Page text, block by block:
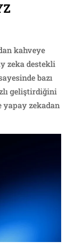
kahveye
zeka destekli
bazı
geliştirdiğini
yapay zekadan